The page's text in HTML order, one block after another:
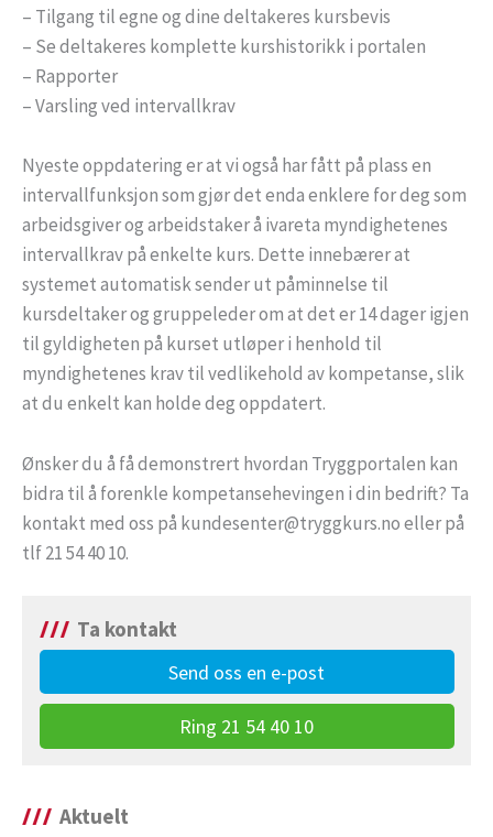
– Tilgang til egne og dine deltakeres kursbevis
– Se deltakeres komplette kurshistorikk i portalen
– Rapporter
– Varsling ved intervallkrav
Nyeste oppdatering er at vi også har fått på plass en
intervallfunksjon som gjør det enda enklere for deg som
arbeidsgiver og arbeidstaker å ivareta myndighetenes
intervallkrav på enkelte kurs. Dette innebærer at
systemet automatisk sender ut påminnelse til
kursdeltaker og gruppeleder om at det er 14 dager igjen
til gyldigheten på kurset utløper i henhold til
myndighetenes krav til vedlikehold av kompetanse, slik
at du enkelt kan holde deg oppdatert.
Ønsker du å få demonstrert hvordan Tryggportalen kan
bidra til å forenkle kompetansehevingen i din bedrift? Ta
kontakt med oss på kundesenter@tryggkurs.no eller på
tlf 21 54 40 10.
Ta kontakt
Send oss en e-post
Ring 21 54 40 10
Aktuelt